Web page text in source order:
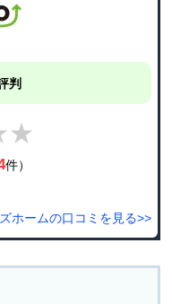
判
件）
ホームの口コミを見る>>